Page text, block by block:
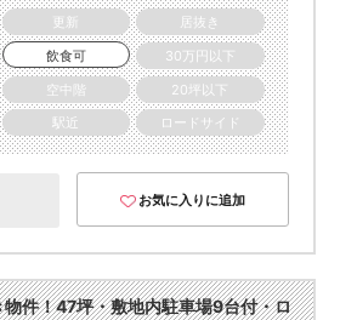
更新
居抜き
飲食可
30万円以下
空中階
20坪以下
駅近 ロードサイド
お気に入りに追加
件！47坪・敷地内駐車場9台付・ロ